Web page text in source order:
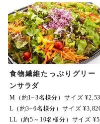
食物繊維たっぷりグリー
ンサラダ
M（約1~3名様分）サイズ
L（約3~6名様分）サイズ
LL（約5～10名様分）サイズ